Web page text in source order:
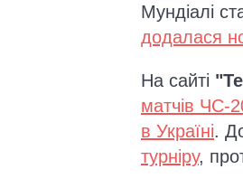
Мундіалі
додалася
На сайті
матчів ЧС-
в Україні.
турніру,